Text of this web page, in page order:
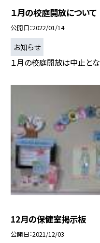
１月の校庭開放について
公開日 2022/01/14
お知らせ
１月の校庭開放は中止とな
12月の保健室掲示板
公開日 2021/12/03